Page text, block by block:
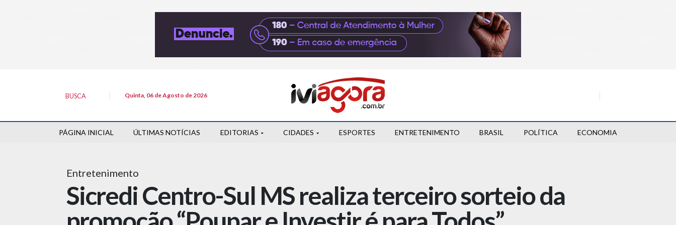
BUSCA Quinta, 06 de Agosto de 2026
PÁGINA INICIAL ÚLTIMAS NOTÍCIAS EDITORIAS CIDADES ESPORTES ENTRETENIMENTO BRASIL POLÍTICA ECONOMIA
Entretenimento
Sicredi Centro-Sul MS realiza terceiro sorteio da